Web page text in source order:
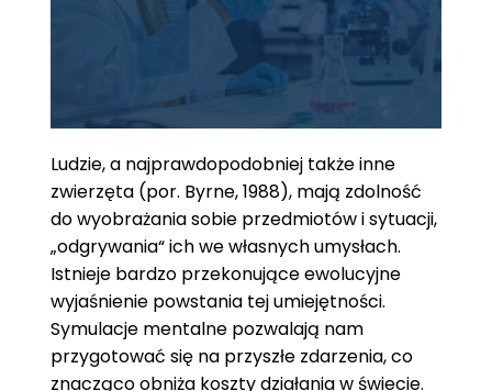
Ludzie, a najprawdopodobniej także inne
zwierzęta (por. Byrne, 1988), mają zdolność
do wyobrażania sobie przedmiotów i sytuacji,
„odgrywania“ ich we własnych umysłach.
Istnieje bardzo przekonujące ewolucyjne
wyjaśnienie powstania tej umiejętności.
Symulacje mentalne pozwalają nam
przygotować się na przyszłe zdarzenia, co
znacząco obniża koszty działania w świecie.